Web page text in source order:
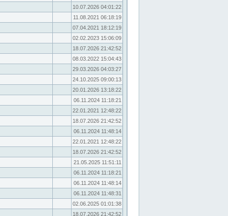
10.07.2026 04:01:22
11.08.2021 06:18:19
07.04.2021 18:12:19
02.02.2023 15:06:09
18.07.2026 21:42:52
08.03.2022 15:04:43
29.03.2026 04:03:27
24.10.2025 09:00:13
20.01.2026 13:18:22
06.11.2024 11:18:21
22.01.2021 12:48:22
18.07.2026 21:42:52
06.11.2024 11:48:14
22.01.2021 12:48:22
18.07.2026 21:42:52
21.05.2025 11:51:11
06.11.2024 11:18:21
06.11.2024 11:48:14
06.11.2024 11:48:31
02.06.2025 01:01:38
18.07.2026 21:42:52